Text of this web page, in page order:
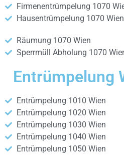
Firmenentrümpelung 1070
Hausentrümpelung 1070 Wien
Räumung 1070 Wien
Sperrmüll Abholung 1070
Entrümpelung
Entrümpelung 1010 Wien
Entrümpelung 1020 Wien
Entrümpelung 1030 Wien
Entrümpelung 1040 Wien
Entrümpelung 1050 Wien